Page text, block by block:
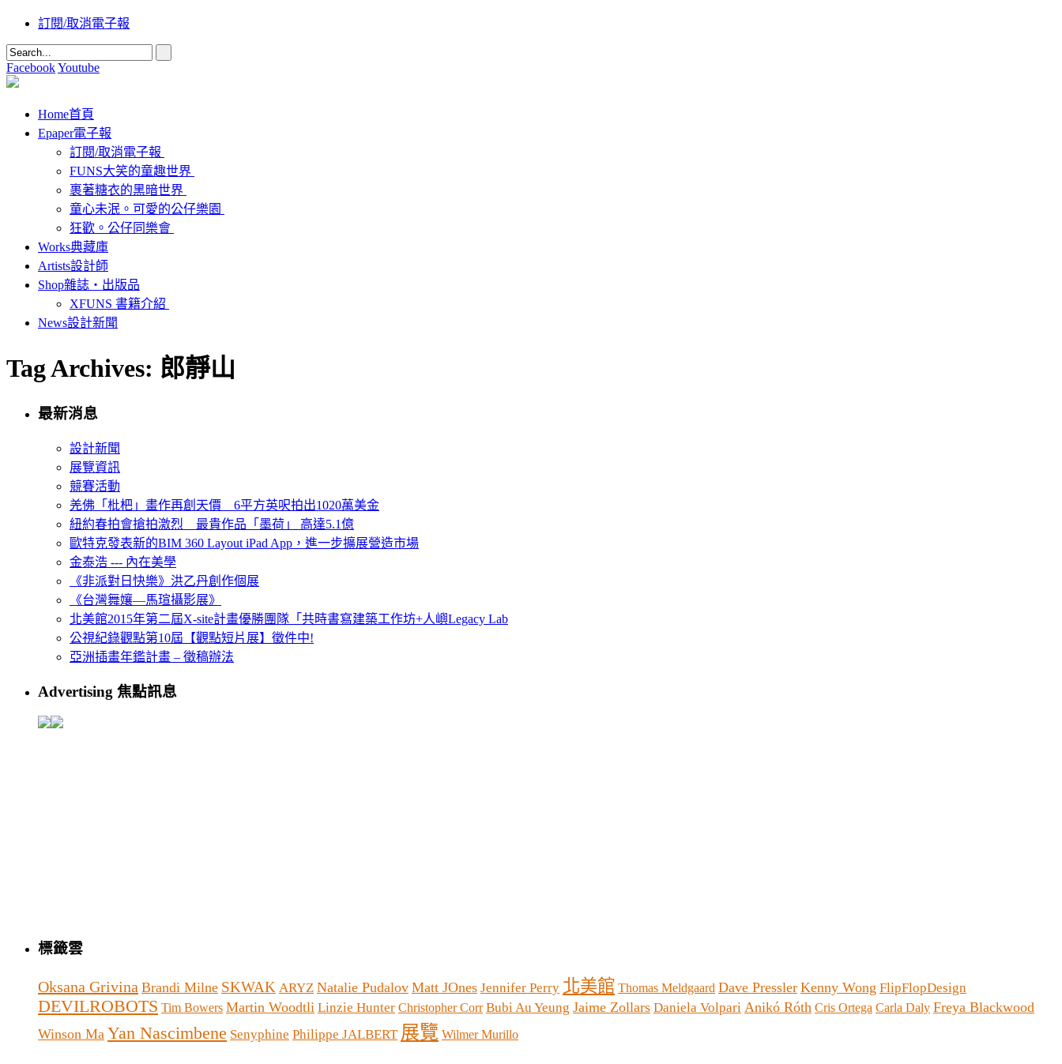
訂閱/取消電子報
FacebookYoutube
Home首頁
Epaper電子報
訂閱/取消電子報
FUNS大笑的童趣世界
裹著糖衣的黑暗世界
童心未泯。可愛的公仔樂園
狂歡。公仔同樂會
Works典藏庫
Artists設計師
Shop雜誌‧出版品
XFUNS 書籍介紹
News設計新聞
Tag Archives: 郎靜山
最新消息
設計新聞
展覽資訊
競賽活動
羌佛「枇杷」畫作再創天價 6平方英呎拍出1020萬美金
紐約春拍會搶拍激烈 最貴作品「墨荷」 高達5.1億
歐特克發表新的BIM 360 Layout iPad App，進一步擴展營造市場
金泰浩 --- 內在美學
《非派對日快樂》洪乙丹創作個展
《台灣舞孃—馬瑄攝影展》
北美館2015年第二屆X-site計畫優勝團隊「共時書寫建築工作坊+人嶼Legacy Lab
公視紀錄觀點第10屆【觀點短片展】徵件中!
亞洲插畫年鑑計畫 – 徵稿辦法
Advertising 焦點訊息
標籤雲
Oksana Grivina Brandi Milne SKWAK ARYZ Natalie Pudalov Matt JOnes Jennifer Perry 北美館 Thomas Meldgaard Dave Pressler Kenny Wong FlipFlopDesign
DEVILROBOTS Tim Bowers Martin Woodtli Linzie Hunter Christopher Corr Bubi Au Yeung Jaime Zollars Daniela Volpari Anikó Róth Cris Ortega Carla Daly Freya Blackwood
Winson Ma Yan Nascimbene Senyphine Philippe JALBERT 展覽 Wilmer Murillo